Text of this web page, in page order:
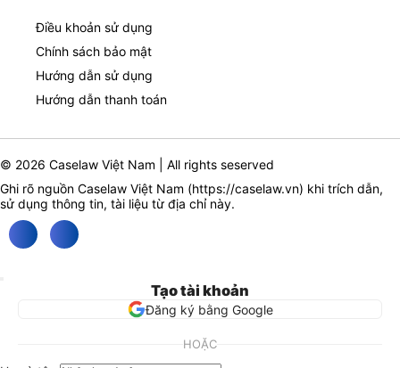
Điều khoản sử dụng
Chính sách bảo mật
Hướng dẫn sử dụng
Hướng dẫn thanh toán
© 2026 Caselaw Việt Nam | All rights seserved
Ghi rõ nguồn Caselaw Việt Nam (https://caselaw.vn) khi trích dẫn,
sử dụng thông tin, tài liệu từ địa chỉ này.
Tạo tài khoản
Đăng ký bằng Google
HOẶC